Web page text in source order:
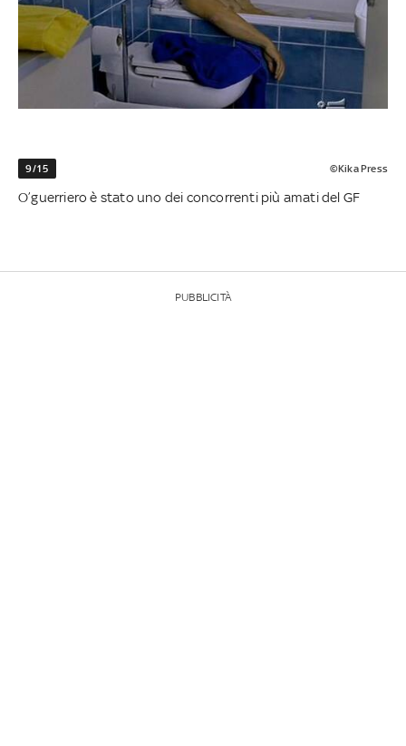
9/15 ©Kika Press
O’guerriero è stato uno dei concorrenti più amati del GF
PUBBLICITÀ